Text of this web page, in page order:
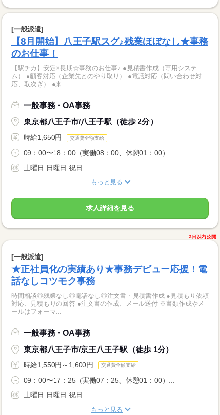
[一般派遣]
【8月開始】八王子駅スグ♪残業ほぼなし★事務
のお仕事！
【駅チカ】安定×長期☆事務のお仕事♪ ●見積書作成（専用システ
ム） ●顧客対応（企業先とのやり取り） ●電話対応（問い合わせ対
応、取次ぎ） ●来...
一般事務・OA事務
東京都八王子市/八王子駅（徒歩 2分）
時給1,650円 交通費全額支給
09：00〜18：00（実働08：00、休憩01：00）...
土曜日 日曜日 祝日
もっと見る
求人詳細を見る
3日以内公開
[一般派遣]
★正社員化の実績あり★事務デビュー応援！電
話なしコツモク事務
時間相談◎残業なし◎電話なし◎注文書・見積書作成 ●見積もり依頼
対応、見積もりの回答 ●注文書の作成、メール送付 ※書類作成やメ
ールはフォーマ...
一般事務・OA事務
東京都八王子市/京王八王子駅（徒歩 1分）
時給1,550円～1,600円 交通費全額支給
09：00〜17：25（実働07：25、休憩01：00）...
土曜日 日曜日 祝日
もっと見る